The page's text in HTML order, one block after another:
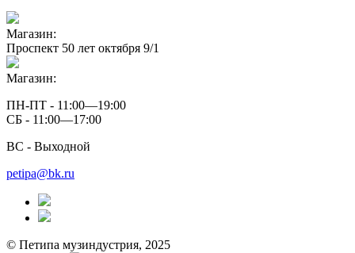
Магазин:
Проспект 50 лет октября 9/1
Магазин:
ПН-ПТ - 11:00—19:00
СБ - 11:00—17:00
ВС - Выходной
petipa@bk.ru
© Петипа музиндустрия, 2025